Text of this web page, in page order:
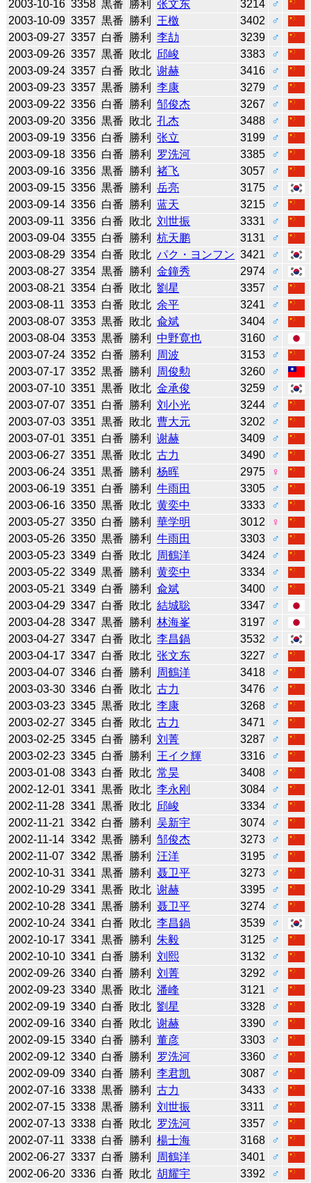
2003-10-16 3358 黒番 勝利 张文东 3214
♂
2003-10-09 3357 黒番 勝利 王檄 3402
♂
2003-09-27 3357 白番 勝利 李劼 3239
♂
2003-09-26 3357 黒番 敗北 邱峻 3383
♂
2003-09-24 3357 白番 敗北 谢赫 3416
♂
2003-09-23 3357 黒番 勝利 李康 3279
♂
2003-09-22 3356 白番 勝利 邹俊杰 3267
♂
2003-09-20 3356 黒番 敗北 孔杰 3488
♂
2003-09-19 3356 白番 勝利 张立 3199
♂
2003-09-18 3356 白番 勝利 罗洗河 3385
♂
2003-09-16 3356 黒番 勝利 褚飞 3057
♂
2003-09-15 3356 黒番 勝利 岳亮 3175
♂
2003-09-14 3356 白番 勝利 蓝天 3215
♂
2003-09-11 3356 白番 敗北 刘世振 3331
♂
2003-09-04 3355 白番 勝利 杭天鹏 3131
♂
2003-08-29 3354 白番 敗北 パク・ヨンフン 3421
♂
2003-08-27 3354 黒番 勝利 金鐘秀 2974
♂
2003-08-21 3354 白番 敗北 劉星 3357
♂
2003-08-11 3353 白番 敗北 余平 3241
♂
2003-08-07 3353 黒番 敗北 兪斌 3404
♂
2003-08-04 3353 黒番 勝利 中野寛也 3160
♂
2003-07-24 3352 白番 勝利 周波 3153
♂
2003-07-17 3352 黒番 勝利 周俊勲 3260
♂
2003-07-10 3351 黒番 敗北 金承俊 3259
♂
2003-07-07 3351 白番 勝利 刘小光 3244
♂
2003-07-03 3351 黒番 敗北 曹大元 3202
♂
2003-07-01 3351 白番 勝利 谢赫 3409
♂
2003-06-27 3351 黒番 敗北 古力 3490
♂
2003-06-24 3351 黒番 勝利 杨晖 2975
♀
2003-06-19 3351 白番 勝利 牛雨田 3305
♂
2003-06-16 3350 黒番 敗北 黄奕中 3333
♂
2003-05-27 3350 白番 勝利 華学明 3012
♀
2003-05-26 3350 黒番 勝利 牛雨田 3303
♂
2003-05-23 3349 白番 敗北 周鶴洋 3424
♂
2003-05-22 3349 黒番 勝利 黄奕中 3334
♂
2003-05-21 3349 白番 勝利 兪斌 3400
♂
2003-04-29 3347 白番 敗北 結城聡 3347
♂
2003-04-28 3347 黒番 勝利 林海峯 3197
♂
2003-04-27 3347 白番 敗北 李昌鍋 3532
♂
2003-04-17 3347 白番 敗北 张文东 3227
♂
2003-04-07 3346 白番 勝利 周鶴洋 3418
♂
2003-03-30 3346 白番 敗北 古力 3476
♂
2003-03-23 3345 黒番 敗北 李康 3268
♂
2003-02-27 3345 白番 敗北 古力 3471
♂
2003-02-25 3345 白番 勝利 刘菁 3287
♂
2003-02-23 3345 白番 勝利 王イク輝 3316
♂
2003-01-08 3343 白番 敗北 常昊 3408
♂
2002-12-01 3341 黒番 敗北 李永刚 3084
♂
2002-11-28 3341 黒番 敗北 邱峻 3334
♂
2002-11-21 3342 白番 勝利 吴新宇 3074
♂
2002-11-14 3342 黒番 勝利 邹俊杰 3273
♂
2002-11-07 3342 黒番 勝利 汪洋 3195
♂
2002-10-31 3341 黒番 勝利 聂卫平 3273
♂
2002-10-29 3341 黒番 敗北 谢赫 3395
♂
2002-10-28 3341 黒番 勝利 聂卫平 3274
♂
2002-10-24 3341 白番 敗北 李昌鍋 3539
♂
2002-10-17 3341 黒番 勝利 朱毅 3125
♂
2002-10-10 3341 白番 勝利 刘熙 3132
♂
2002-09-26 3340 白番 勝利 刘菁 3292
♂
2002-09-23 3340 黒番 敗北 潘峰 3121
♂
2002-09-19 3340 白番 敗北 劉星 3328
♂
2002-09-16 3340 白番 敗北 谢赫 3390
♂
2002-09-15 3340 白番 勝利 董彦 3303
♂
2002-09-12 3340 白番 勝利 罗洗河 3360
♂
2002-09-09 3340 白番 勝利 李君凯 3087
♂
2002-07-16 3338 黒番 勝利 古力 3433
♂
2002-07-15 3338 黒番 勝利 刘世振 3311
♂
2002-07-13 3338 白番 敗北 罗洗河 3357
♂
2002-07-11 3338 白番 勝利 楊士海 3168
♂
2002-06-27 3337 白番 勝利 周鶴洋 3401
♂
2002-06-20 3336 白番 敗北 胡耀宇 3392
♂